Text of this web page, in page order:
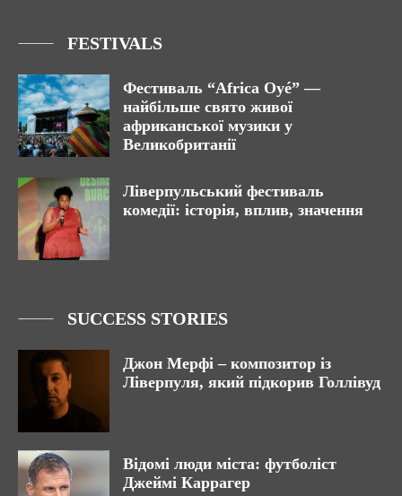
FESTIVALS
Фестиваль “Africa Oyé” —
найбільше свято живої
африканської музики у
Великобританії
Ліверпульський фестиваль
комедії: історія, вплив, значення
SUCCESS STORIES
Джон Мерфі – композитор із
Ліверпуля, який підкорив Голлівуд
Відомі люди міста: футболіст
Джеймі Каррагер